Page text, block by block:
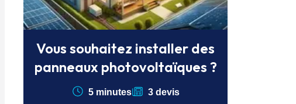
Vous souhaitez installer des
panneaux photovoltaïques ?
5 minutes 3 devis